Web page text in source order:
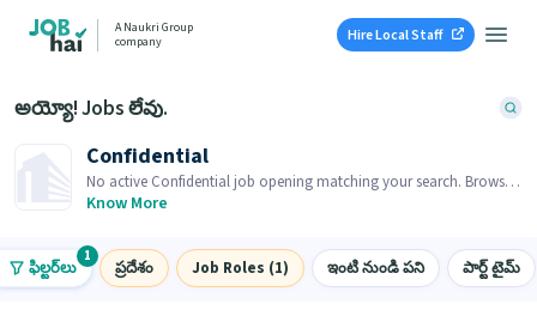
A Naukri Group
company
Hire Local Staff
అయ్యో! Jobs లేవు.
Confidential
No active Confidential job opening matching your search. Browse
similar job openings below.
Know More
ఫిల్టర్‌లు
1
ప్రదేశం Job Roles (1) ఇంటి నుండి పని పార్ట్ టైమ్